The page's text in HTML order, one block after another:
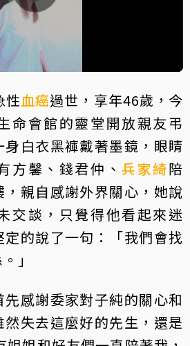
性血癌過世，享年46歲，今
命會館的靈堂開放親友弔
白衣黑褲戴著墨鏡，眼睛
方馨、錢君仲、兵家綺陪
親自感謝外界關心，她說
交談，只覺得他看起來迷
的說了一句：「我們會找
」
感謝委家對子純的關心和
失去這麼好的先生，還是